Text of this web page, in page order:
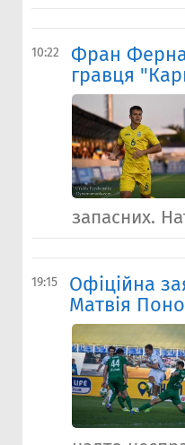
10:22
Фран
гравця
запасних.
19:15
Офіційна
Матвія